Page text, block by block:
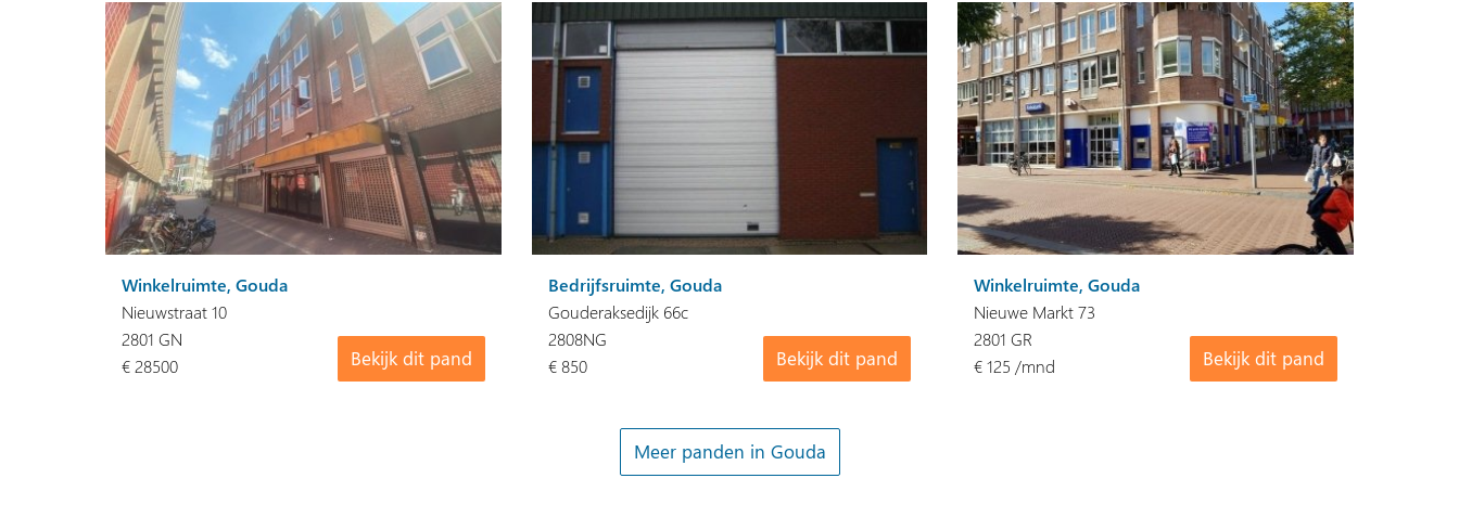
Winkelruimte, Gouda
Nieuwstraat 10
Bekijk dit pand
2801 GN
€ 28500
Bedrijfsruimte, Gouda
Gouderaksedijk 66c
Bekijk dit pand
2808NG
€ 850
Winkelruimte, Gouda
Nieuwe Markt 73
Bekijk dit pand
2801 GR
€ 125 /mnd
Meer panden in Gouda